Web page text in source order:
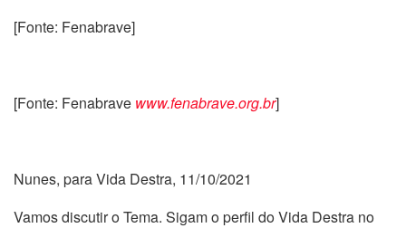
[Fonte: Fenabrave]
[Fonte: Fenabrave www.fenabrave.org.br]
Nunes, para Vida Destra, 11/10/2021
Vamos discutir o Tema. Sigam o perfil do Vida Destra no